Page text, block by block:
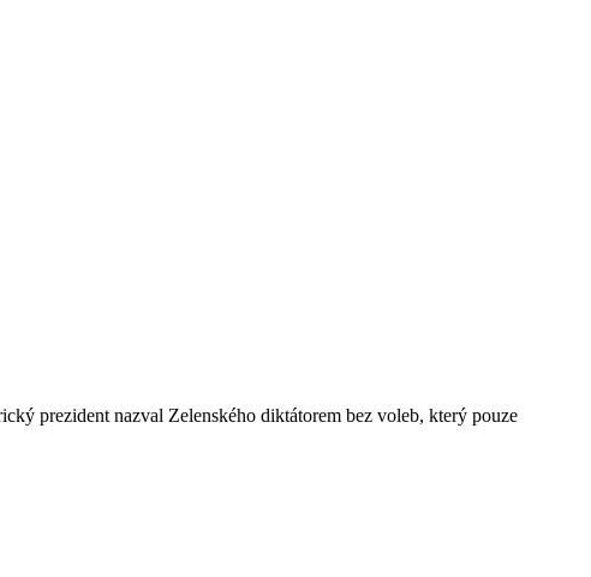
prezident nazval Zelenského diktátorem bez voleb, který pouze